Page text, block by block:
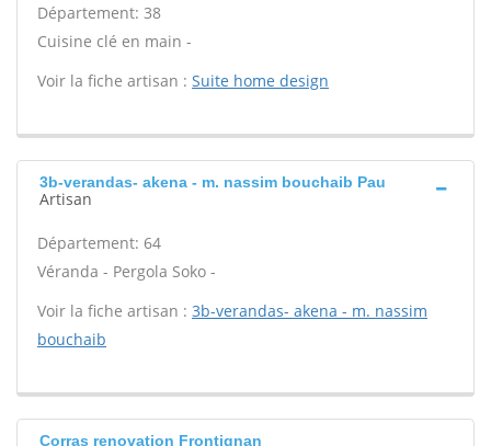
Département: 38
Cuisine clé en main -
Voir la fiche artisan : Suite home design
3b-verandas- akena - m. nassim bouchaib Pau
Artisan
Département: 64
Véranda - Pergola Soko -
Voir la fiche artisan : 3b-verandas- akena - m. nassim
bouchaib
Corras renovation Frontignan